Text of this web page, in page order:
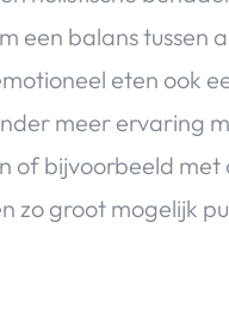
een balans tussen
eten ook
meer ervaring
of bijvoorbeeld met
zo groot mogelijk